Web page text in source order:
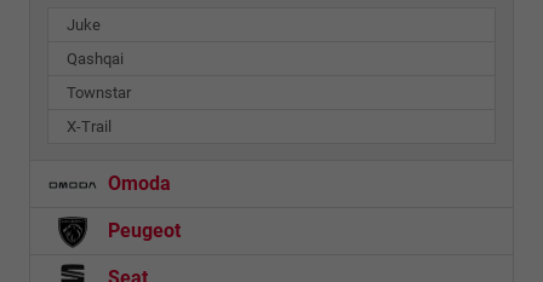
Juke
Qashqai
Townstar
X-Trail
Omoda
Peugeot